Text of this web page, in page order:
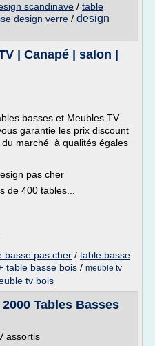
scandinave / table
design verre / design
| Canapé | salon |
basses et Meubles TV
garantie les prix discount
marché à qualités égales
pas cher
de 400 tables...
basse pas cher / table basse
table basse bois / meuble tv
tv bois
Tables Basses
assortis